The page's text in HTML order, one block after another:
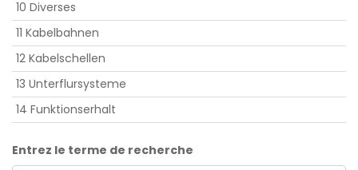
10 Diverses
11 Kabelbahnen
12 Kabelschellen
13 Unterflursysteme
14 Funktionserhalt
Entrez le terme de recherche